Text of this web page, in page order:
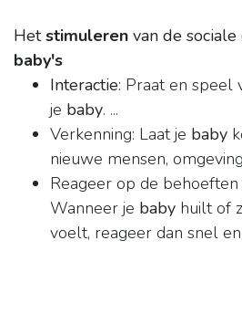
Hetstimuleren van de
baby's
Interactie: Praat en speel
je baby. ...
Verkenning: Laat je baby
nieuwe mensen,
Reageer op de behoeften
Wanneer je baby huilt of
voelt, reageer dan snel